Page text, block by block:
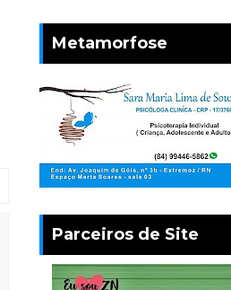
Metamorfose
Parceiros de Site